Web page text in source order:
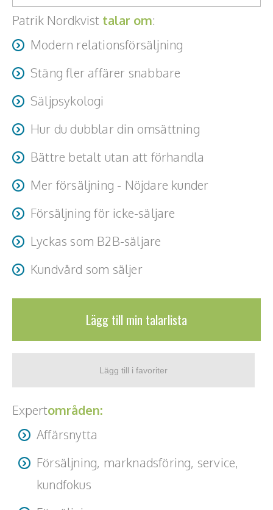
Teamwork, teambuilding, relationer
Patrik Nordkvist talar om:
Modern relationsförsäljning
Stäng fler affärer snabbare
Säljpsykologi
Hur du dubblar din omsättning
Bättre betalt utan att förhandla
Mer försäljning - Nöjdare kunder
Försäljning för icke-säljare
Lyckas som B2B-säljare
Kundvård som säljer
Lägg till min talarlista
Expertområden:
Affärsnytta
Försäljning, marknadsföring, service,
kundfokus